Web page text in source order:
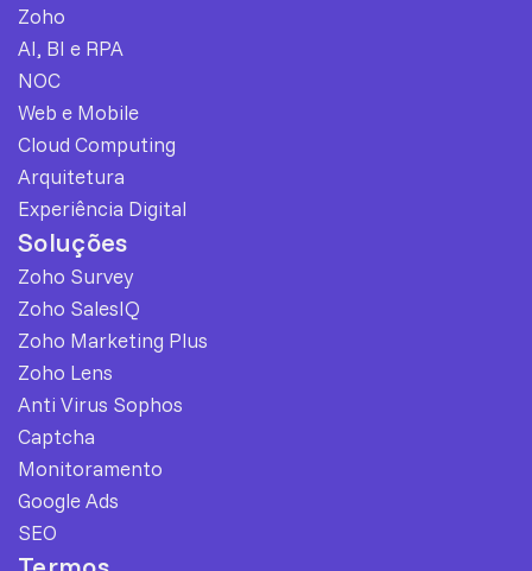
Zoho
AI, BI e RPA
NOC
Web e Mobile
Cloud Computing
Arquitetura
Experiência Digital
Soluções
Zoho Survey
Zoho SalesIQ
Zoho Marketing Plus
Zoho Lens
Anti Virus Sophos
Captcha
Monitoramento
Google Ads
SEO